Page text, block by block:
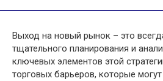
Выход на новый рынок – это
тщательного планирования и
ключевых элементов этой
торговых барьеров, которые